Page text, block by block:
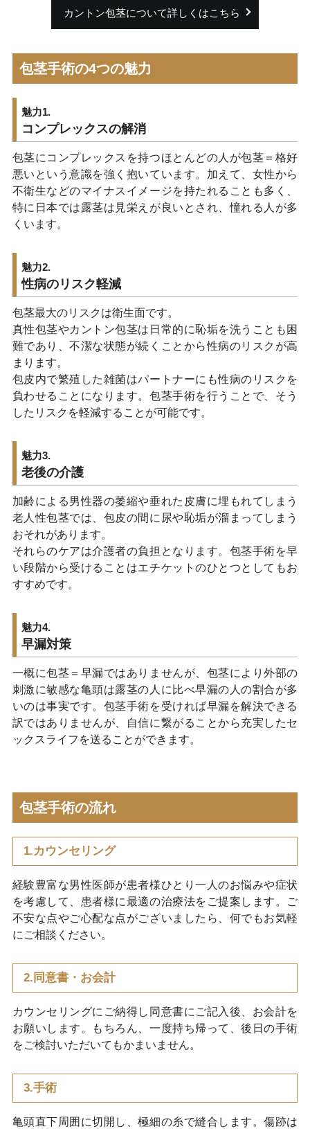
カントン包茎について詳しくはこちら
包茎手術の4つの魅力
魅力1.
コンプレックスの解消
包茎にコンプレックスを持つほとんどの人が包茎＝格好
悪いという意識を強く抱いています。加えて、女性から
不衛生などのマイナスイメージを持たれることも多く、
特に日本では露茎は見栄えが良いとされ、憧れる人が多
くいます。
魅力2.
性病のリスク軽減
包茎最大のリスクは衛生面です。
真性包茎やカントン包茎は日常的に恥垢を洗うことも困
難であり、不潔な状態が続くことから性病のリスクが高
まります。
包皮内で繁殖した雑菌はパートナーにも性病のリスクを
負わせることになります。包茎手術を行うことで、そう
したリスクを軽減することが可能です。
魅力3.
老後の介護
加齢による男性器の萎縮や垂れた皮膚に埋もれてしまう
老人性包茎では、包皮の間に尿や恥垢が溜まってしまう
おそれがあります。
それらのケアは介護者の負担となります。包茎手術を早
い段階から受けることはエチケットのひとつとしてもお
すすめです。
魅力4.
早漏対策
一概に包茎＝早漏ではありませんが、包茎により外部の
刺激に敏感な亀頭は露茎の人に比べ早漏の人の割合が多
いのは事実です。包茎手術を受ければ早漏を解決できる
訳ではありませんが、自信に繋がることから充実したセ
ックスライフを送ることができます。
包茎手術の流れ
1.カウンセリング
経験豊富な男性医師が患者様ひとり一人のお悩みや症状
を考慮して、患者様に最適の治療法をご提案します。ご
不安な点やご心配な点がございましたら、何でもお気軽
にご相談ください。
2.同意書・お会計
カウンセリングにご納得し同意書にご記入後、お会計を
お願いします。もちろん、一度持ち帰って、後日の手術
をご検討いただいてもかまいません。
3.手術
亀頭直下周囲に切開し、極細の糸で縫合します。傷跡は